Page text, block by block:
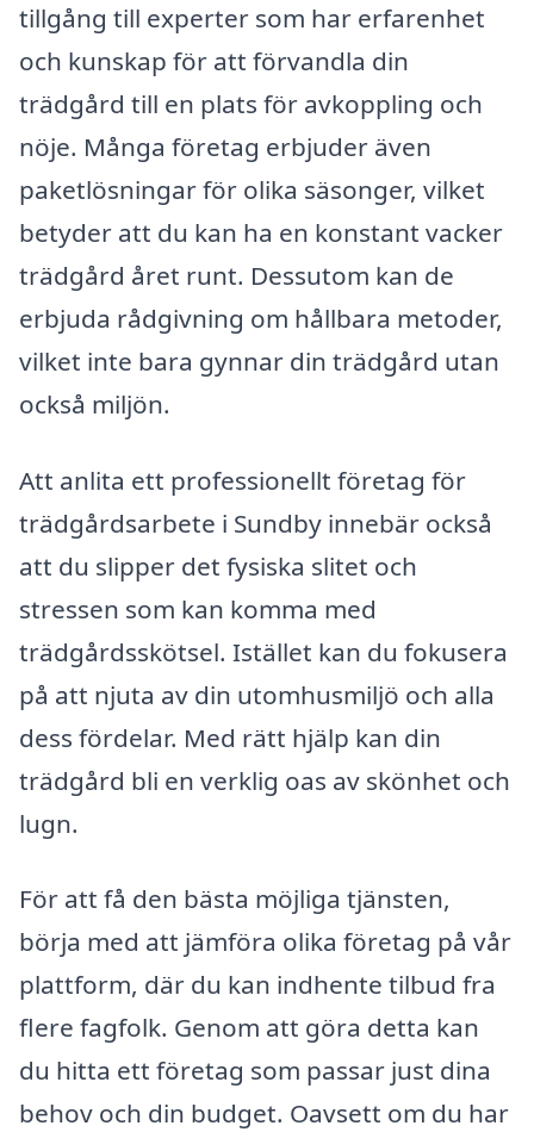
tillgång till experter som har erfarenhet
och kunskap för att förvandla din
trädgård till en plats för avkoppling och
nöje. Många företag erbjuder även
paketlösningar för olika säsonger, vilket
betyder att du kan ha en konstant vacker
trädgård året runt. Dessutom kan de
erbjuda rådgivning om hållbara metoder,
vilket inte bara gynnar din trädgård utan
också miljön.
Att anlita ett professionellt företag för
trädgårdsarbete i Sundby innebär också
att du slipper det fysiska slitet och
stressen som kan komma med
trädgårdsskötsel. Istället kan du fokusera
på att njuta av din utomhusmiljö och alla
dess fördelar. Med rätt hjälp kan din
trädgård bli en verklig oas av skönhet och
lugn.
För att få den bästa möjliga tjänsten,
börja med att jämföra olika företag på vår
plattform, där du kan indhente tilbud fra
flere fagfolk. Genom att göra detta kan
du hitta ett företag som passar just dina
behov och din budget. Oavsett om du har